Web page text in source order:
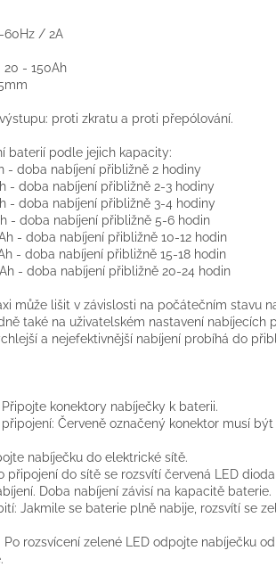
60Hz / 2A
20 - 150Ah
proti zkratu a proti přepólování.
baterií podle jejich kapacity:
- doba nabíjení přibližně 2 hodiny
- doba nabíjení přibližně 2-3 hodiny
- doba nabíjení přibližně 3-4 hodiny
- doba nabíjení přibližně 5-6 hodin
- doba nabíjení přibližně 10-12 hodin
- doba nabíjení přibližně 15-18 hodin
- doba nabíjení přibližně 20-24 hodin
může lišit v závislosti na počátečním stavu
také na uživatelském nastavení nabíjecích
a nejefektivnější nabíjení probíhá do
konektory nabíječky k baterii.
Červeně označený konektor musí
nabíječku do elektrické sítě.
připojení do sítě se rozsvítí červená LED
Doba nabíjení závisí na kapacitě baterie.
Jakmile se baterie plně nabije, rozsvítí se
rozsvícení zelené LED odpojte nabíječku